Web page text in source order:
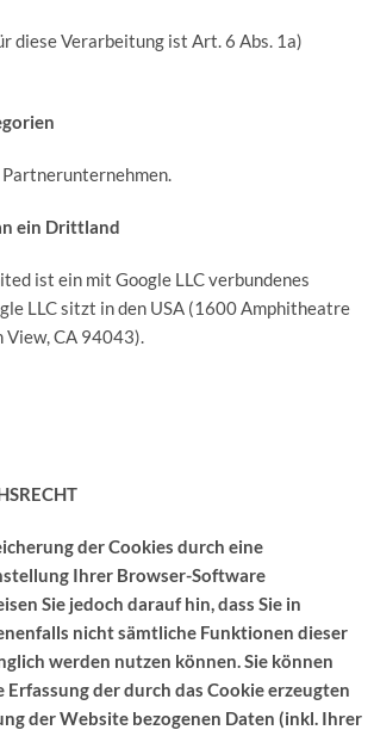
diese Verarbeitung ist Art. 6 Abs. 1a)
Partnerunternehmen.
ein Drittland
ist ein mit Google LLC verbundenes
LLC sitzt in den USA (1600 Amphitheatre
View, CA 94043).
der Cookies durch eine
Ihrer Browser-Software
Sie jedoch darauf hin, dass Sie in
nicht sämtliche Funktionen dieser
werden nutzen können. Sie können
der durch das Cookie erzeugten
der Website bezogenen Daten (inkl. Ihrer